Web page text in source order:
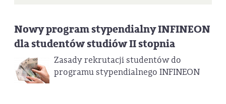
Nowy program stypendialny INFINEON
dla studentów studiów II stopnia
Zasady rekrutacji studentów do
programu stypendialnego INFINEON